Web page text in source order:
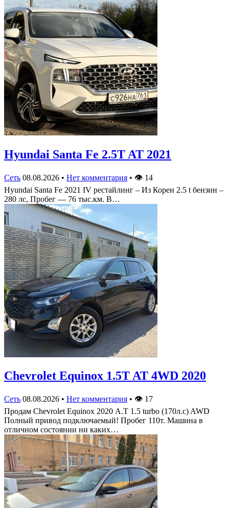
Hyundai Santa Fe 2.5T AT 2021
Сеть 08.08.2026 • Нет комментария • 👁 14
Hyundai Santa Fe 2021 IV рестайлинг – Из Кореи 2.5 t бензин –
280 лс, Пробег — 76 тыс.км. В…
Chevrolet Equinox 1.5T AT 4WD 2020
Сеть 08.08.2026 • Нет комментария • 👁 17
Продам Chevrolet Equinox 2020 А.Т 1.5 turbo (170л.с) AWD
Полный привод подключаемый! Пробег 110т. Машина в
отличном состоянии ни каких…